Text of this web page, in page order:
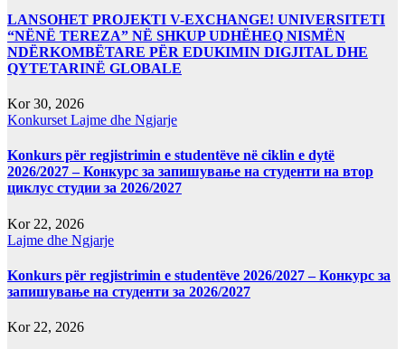
LANSOHET PROJEKTI V-EXCHANGE! UNIVERSITETI
“NËNË TEREZA” NË SHKUP UDHËHEQ NISMËN
NDËRKOMBËTARE PËR EDUKIMIN DIGJITAL DHE
QYTETARINË GLOBALE
Kor 30, 2026
Konkurset Lajme dhe Ngjarje
Konkurs për regjistrimin e studentëve në ciklin e dytë
2026/2027 – Конкурс за запишување на студенти на втор
циклус студии за 2026/2027
Kor 22, 2026
Lajme dhe Ngjarje
Konkurs për regjistrimin e studentëve 2026/2027 – Конкурс за
запишување на студенти за 2026/2027
Kor 22, 2026